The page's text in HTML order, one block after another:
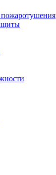
пожаротушения